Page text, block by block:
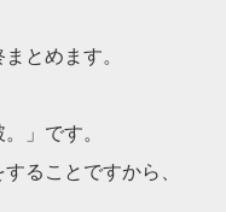
とめます。
」です。
ることですから、